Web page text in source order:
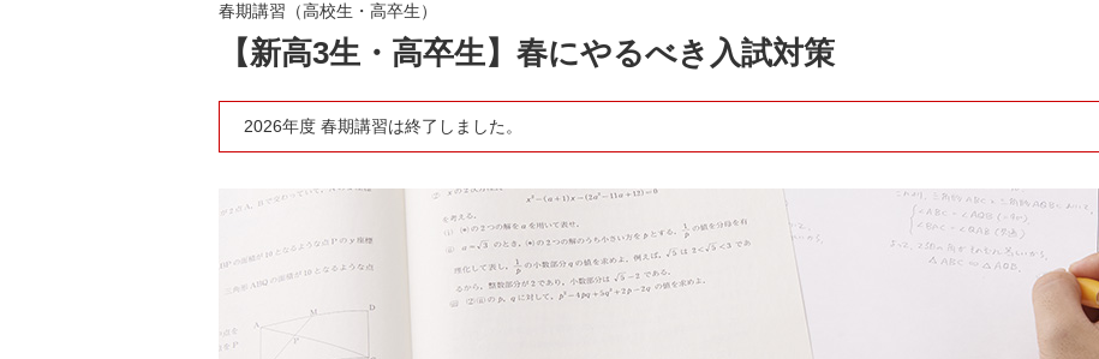
【新高3生・高卒生】春にやるべき入試対策
春期講習（高校生・高卒生）
2026年度 春期講習は終了しました。